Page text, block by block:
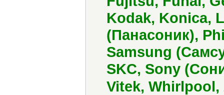
Kodak, Konica,
(Панасоник),
Samsung
SKC, Sony
Vitek, Whirlpool,